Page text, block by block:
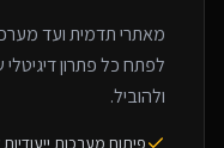
מאתרי תדמית ועד
לפתח כל פתרון
ולהוביל.
פיתוח מערכות